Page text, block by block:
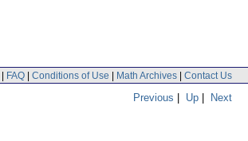
| FAQ | Conditions of Use | Math Archives | Contact Us
Previous | Up | Next